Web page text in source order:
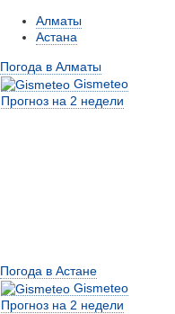
Алматы
Астана
Погода в Алматы
Gismeteo
Прогноз на 2 недели
Погода в Астане
Gismeteo
Прогноз на 2 недели